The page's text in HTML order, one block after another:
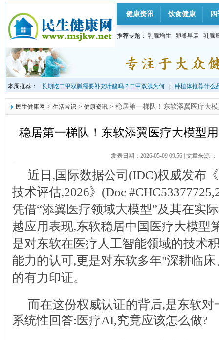
健康资讯 饮食健康
推荐专题： 乳腺增生 卵巢早衰 乳腺
本周推荐： 长期吃二甲双胍需要补充叶酸吗？二甲双胍为何 种植体推荐什么
民生健康网 > 生活常识 > 健康资讯 > 稳居第一梯队！东软添翼医疗大
稳居第一梯队！东软添翼医疗大模型
发表日期：2026-05-09 09:56 文章来源 ：
近日,国际数据公司(IDC)权威发布
技术评估,2026》(Doc
凭借“添翼医疗领域大模型”及其在实
越应用表现,东软稳居中国医疗大模型
是对东软在医疗人工智能领域的技术
能力的认可,更是对东软多年"深耕临
的有力印证。
而在这份权威认证的背后,是东软对
系统性回答: 医疗AI,究竟应该怎么做?